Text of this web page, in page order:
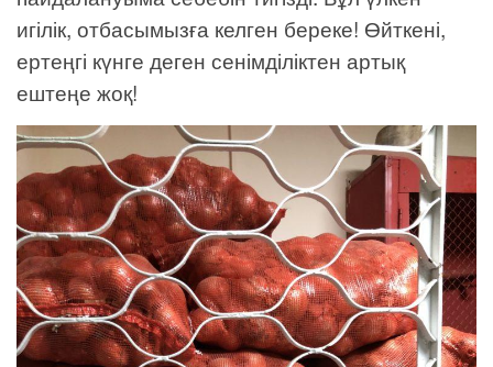
игілік, отбасымызға келген береке! Өйткені,
ертеңгі күнге деген сенімділіктен артық
ештеңе жоқ!